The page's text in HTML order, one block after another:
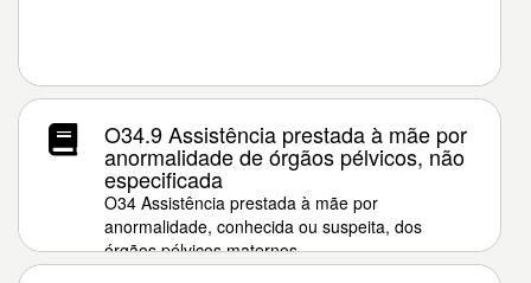
O34.9 Assistência prestada à mãe por
anormalidade de órgãos pélvicos, não
especificada
O34 Assistência prestada à mãe por
anormalidade, conhecida ou suspeita, dos
órgãos pélvicos maternos